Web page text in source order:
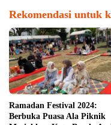
Rekomendasi untuk
Ramadan Festival 2024:
Berbuka Puasa Ala Piknik